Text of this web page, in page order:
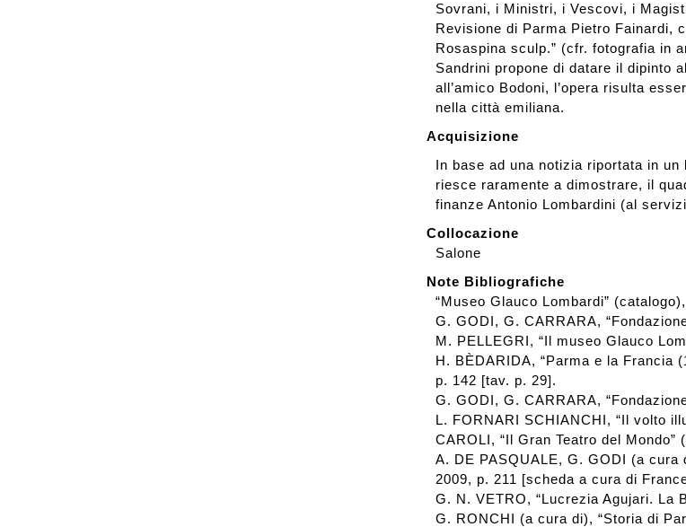
Sovrani, i Ministri, i Vescovi, i
Revisione di Parma Pietro Fainardi,
Rosaspina sculp.” (cfr. fotografia in
Sandrini propone di datare il dipinto
all’amico Bodoni, l’opera risulta
nella città emiliana.
Acquisizione
In base ad una notizia riportata in
riesce raramente a dimostrare, il
finanze Antonio Lombardini (al
Collocazione
Salone
Note Bibliografiche
“Museo Glauco Lombardi”
G. GODI, G. CARRARA,
M. PELLEGRI, “Il museo Glauco
H. BÈDARIDA, “Parma e la Francia
p. 142 [tav. p. 29].
G. GODI, G. CARRARA,
L. FORNARI SCHIANCHI, “Il volto
CAROLI, “Il Gran Teatro del
A. DE PASQUALE, G. GODI (a
2009, p. 211 [scheda a cura di
G. N. VETRO, “Lucrezia Agujari. La
G. RONCHI (a cura di), “Storia di